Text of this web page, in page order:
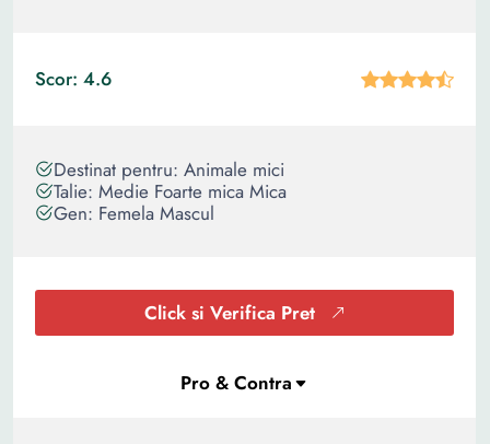
Scor: 4.6
Destinat pentru: Animale mici
Talie: Medie Foarte mica Mica
Gen: Femela Mascul
Click si Verifica Pret